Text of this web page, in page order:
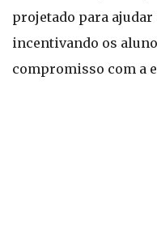
projetado para
incentivando os
compromisso com a